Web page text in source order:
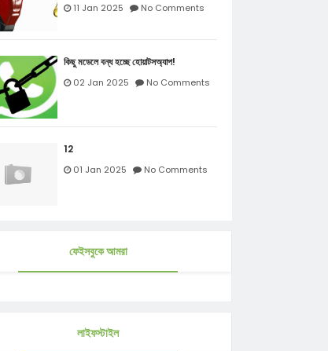
11 Jan 2025 No Comments
কিছু মডেলে বন্ধ হচ্ছে হোয়াটসঅ্যাপ!
02 Jan 2025 No Comments
12
01 Jan 2025 No Comments
ফেইসবুকে আমরা
লাইফস্টাইল